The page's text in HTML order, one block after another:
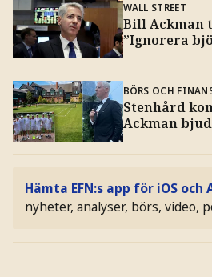
WALL STREET
Bill Ackman
”Ignorera
BÖRS OCH
Stenhård
Ackman
Hämta EFN:s app för iOS och
nyheter, analyser, börs, video,